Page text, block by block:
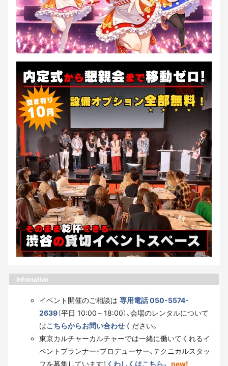
Infomation
イベント開催のご相談は 専用電話 050-5574-
2639（平日 10:00～18:00）、会場のレンタルについて
はこちらからお問い合わせください。
東京カルチャーカルチャーでは一緒に働いてくれるイ
ベントプランナー・プロデューサー、テクニカルスタッ
フを募集しています！ くわしくはこちら。 new!